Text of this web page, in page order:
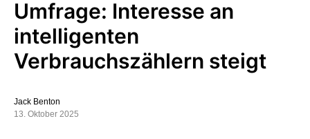
Umfrage: Interesse an
intelligenten
Verbrauchszählern steigt
Jack Benton
13. Oktober 2025